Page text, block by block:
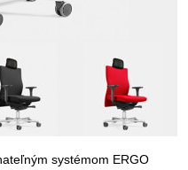
systémom ERGO